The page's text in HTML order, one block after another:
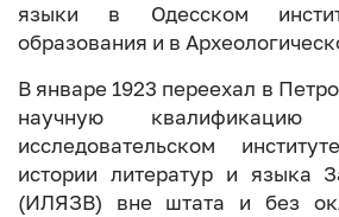
языки в Одесском
образования и в
В январе 1923 переехал в
научную
исследовательском
истории литератур и языка
(ИЛЯЗВ) вне штата и без